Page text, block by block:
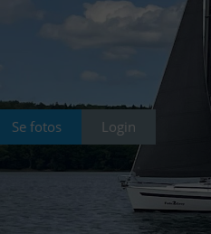
Se fotos Login